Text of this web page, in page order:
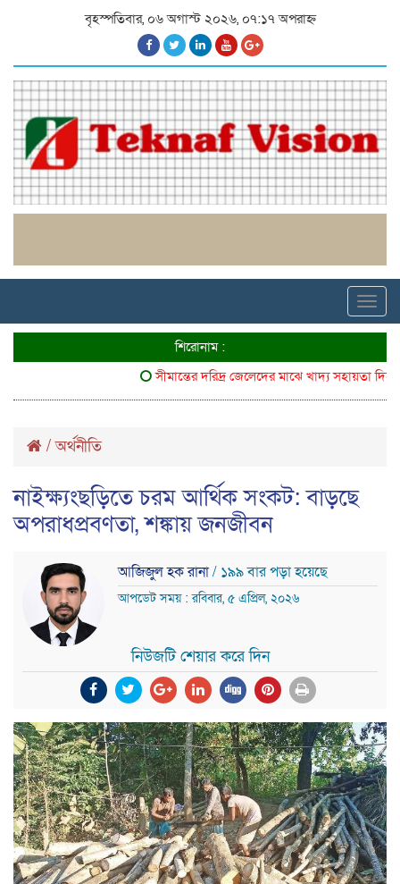
বৃহস্পতিবার, ০৬ অগাস্ট ২০২৬, ০৭:১৭ অপরাহ্ন
শিরোনাম :
সীমান্তের দরিদ্র জেলেদের মাঝে খাদ্য সহায়তা দিলো
/অর্থনীতি
নাইক্ষ্যংছড়িতে চরম আর্থিক সংকট: বাড়ছে
অপরাধপ্রবণতা, শঙ্কায় জনজীবন
আজিজুল হক রানা/ ১৯৯ বার পড়া হয়েছে
আপডেট সময় : রবিবার, ৫ এপ্রিল, ২০২৬
নিউজটি শেয়ার করে দিন